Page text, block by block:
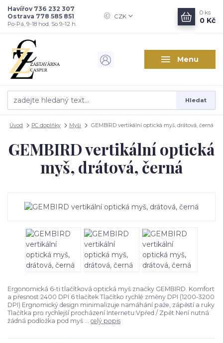
Menu
CZK
Hledat
Havířov 736 232 307
Ostrava 778 585 851
Po-Pá, 9-18 hod. So 9-12 h.
0 ks
0 Kč
Úvod PC doplňky Myši GEMBIRD vertikální optická myš, drátová, černá
GEMBIRD vertikální optická
myš, drátová, černá
Ergonomická 6-ti tlačítková optická myš značky GEMBIRD. Komfort
a přesnost 2400 DPI 6 tlačítek Tlačítko rychlé změny DPI (1200-3200
DPI) Ergnomický design minimalizuje namáhání paže, zápěstí a ruky
Tlačítka pro rychlejší procházení Internetu:Vpřed / Zpět Není nutná
žádná podložka pod myš ... celý popis